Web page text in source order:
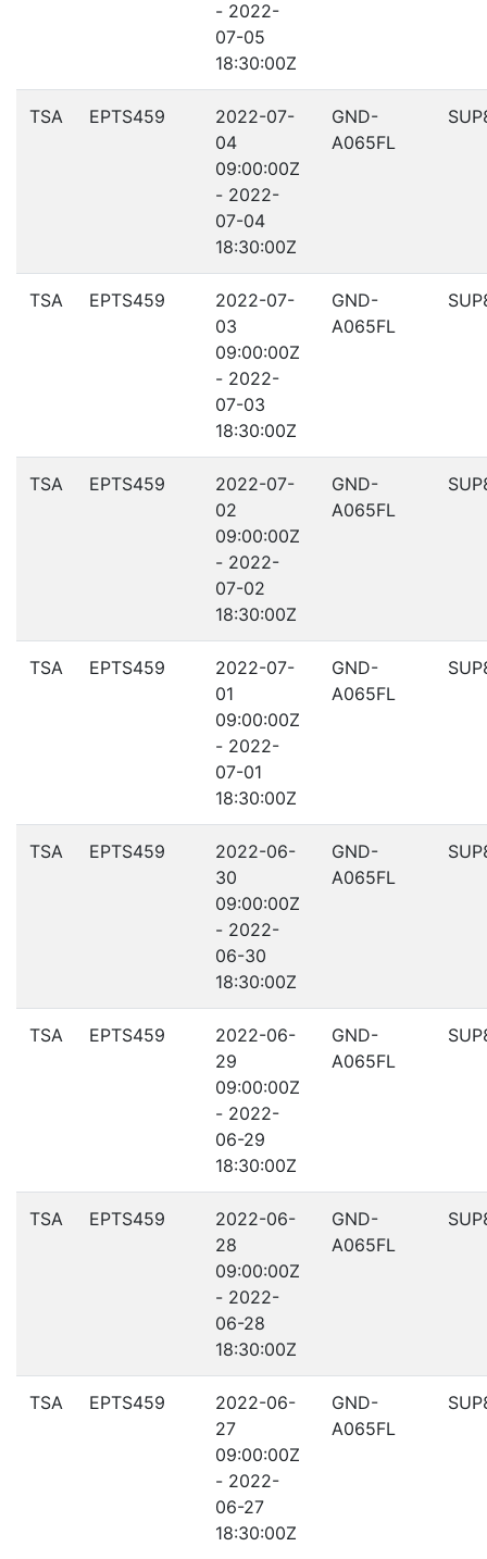
- 2022-
07-05
18:30:00Z
TSA EPTS459
2022-07-
04
09:00:00Z
- 2022-
07-04
18:30:00Z
GND-
A065FL
TSA EPTS459
2022-07-
03
09:00:00Z
- 2022-
07-03
18:30:00Z
GND-
A065FL
TSA EPTS459
2022-07-
02
09:00:00Z
- 2022-
07-02
18:30:00Z
GND-
A065FL
TSA EPTS459
2022-07-
01
09:00:00Z
- 2022-
07-01
18:30:00Z
GND-
A065FL
TSA EPTS459
2022-06-
30
09:00:00Z
- 2022-
06-30
18:30:00Z
GND-
A065FL
TSA EPTS459
2022-06-
29
09:00:00Z
- 2022-
06-29
18:30:00Z
GND-
A065FL
TSA EPTS459
2022-06-
28
09:00:00Z
- 2022-
06-28
18:30:00Z
GND-
A065FL
TSA EPTS459
2022-06-
27
09:00:00Z
- 2022-
06-27
18:30:00Z
GND-
A065FL